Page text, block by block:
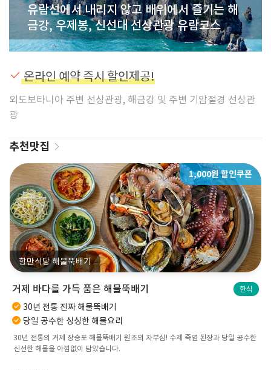
유람선에서 내리지 않고 배위에서 즐기는 해
금강, 우제봉, 신선대 선상관광 유람코스
온라인 예약 즉시 할인제공!
외도보타니아 주변 선상관광, 해금강 및 주변 기암절경 선상관
광
추천맛집
1,000원 할인쿠폰
항만식당 해물뚝배기
거제 바다를 가득 품은 해물뚝배기 한식
30년 전통 진짜 해물뚝배기
당일 공수한 싱싱한 해물요리
30년 전통의 거제 장승포 해물뚝배기 원조의 자부심! 수제 죽염 된장과 당일 공수한
신선한 해물을 아낌없이 담았습니다.